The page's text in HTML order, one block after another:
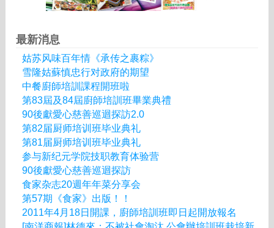
最新消息
姑苏风味百年情《承传之裹粽》
雪隆姑蘇慎忠行对政府的期望
中餐廚師培訓課程開班啦
第83屆及84屆廚師培訓班畢業典禮
90後獻愛心慈善巡迴探訪2.0
第82届厨师培训班毕业典礼
第81届厨师培训班毕业典礼
参与新纪元学院技职教育体验营
90後獻愛心慈善巡迴探訪
食家杂志20週年年菜分享会
第57期《食家》出版！！
2011年4月18日開課，廚師培訓班即日起開放報名